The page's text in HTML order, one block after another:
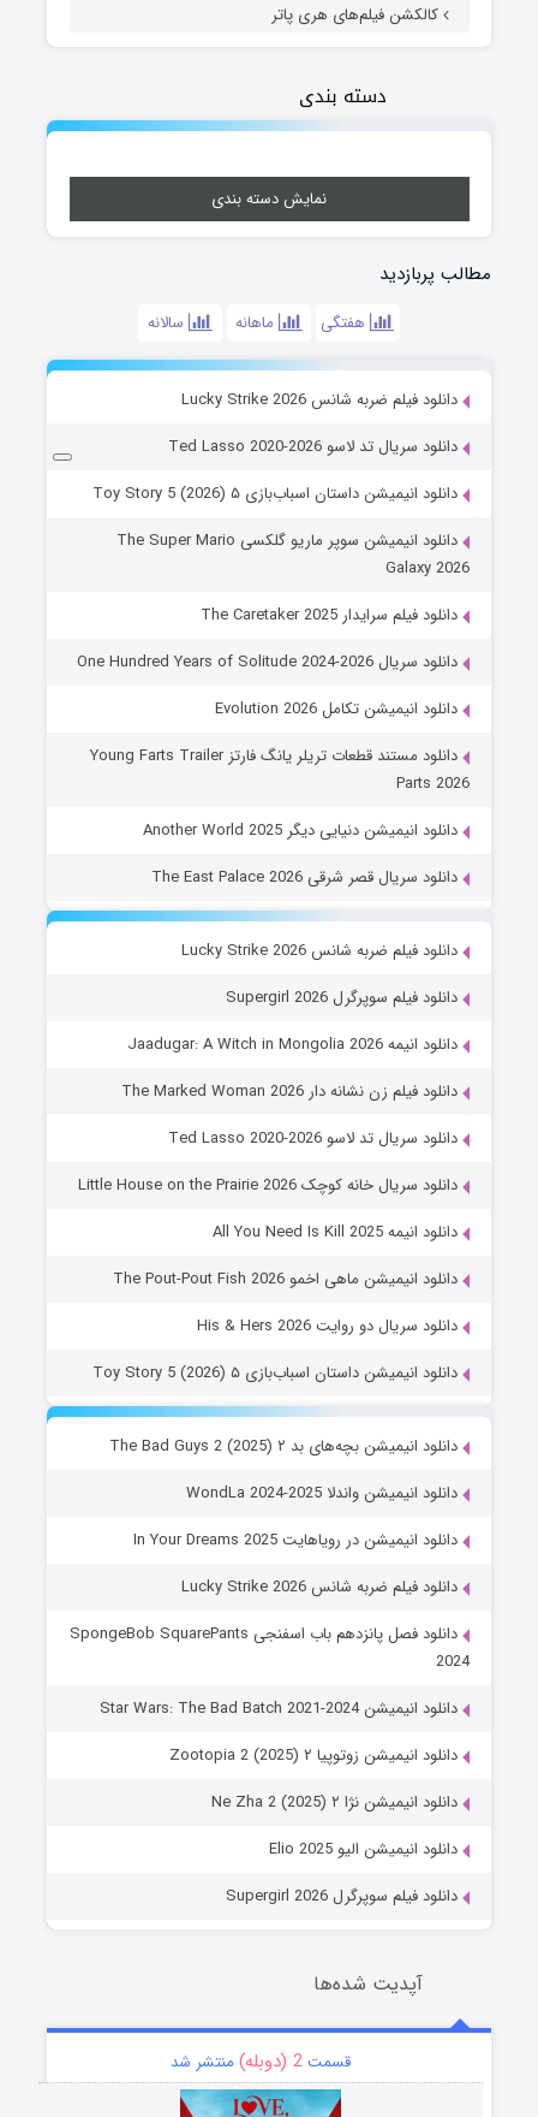
کالکشن فیلم‌های هری پاتر
دسته بندی
نمایش دسته بندی
مطالب پربازدید
هفتگی ماهانه سالانه
دانلود فیلم ضربه شانس Lucky Strike 2026
دانلود سریال تد لاسو Ted Lasso 2020-2026
دانلود انیمیشن داستان اسباب‌بازی ۵ Toy Story 5 (2026)
دانلود انیمیشن سوپر ماریو گلکسی The Super Mario
Galaxy 2026
دانلود فیلم سرایدار The Caretaker 2025
دانلود سریال One Hundred Years of Solitude 2024-2026
دانلود انیمیشن تکامل Evolution 2026
دانلود مستند قطعات تریلر یانگ فارتز Young Farts Trailer
Parts 2026
دانلود انیمیشن دنیایی دیگر Another World 2025
دانلود سریال قصر شرقی The East Palace 2026
دانلود فیلم ضربه شانس Lucky Strike 2026
دانلود فیلم سوپرگرل Supergirl 2026
دانلود انیمه Jaadugar: A Witch in Mongolia 2026
دانلود فیلم زن نشانه دار The Marked Woman 2026
دانلود سریال تد لاسو Ted Lasso 2020-2026
دانلود سریال خانه کوچک Little House on the Prairie 2026
دانلود انیمه All You Need Is Kill 2025
دانلود انیمیشن ماهی اخمو The Pout-Pout Fish 2026
دانلود سریال دو روایت His & Hers 2026
دانلود انیمیشن داستان اسباب‌بازی ۵ Toy Story 5 (2026)
دانلود انیمیشن بچه‌های بد ۲ The Bad Guys 2 (2025)
دانلود انیمیشن واندلا WondLa 2024-2025
دانلود انیمیشن در رویاهایت In Your Dreams 2025
دانلود فیلم ضربه شانس Lucky Strike 2026
دانلود فصل پانزدهم باب اسفنجی SpongeBob SquarePants
2024
دانلود انیمیشن Star Wars: The Bad Batch 2021-2024
دانلود انیمیشن زوتوپیا ۲ Zootopia 2 (2025)
دانلود انیمیشن نژا ۲ Ne Zha 2 (2025)
دانلود انیمیشن الیو Elio 2025
دانلود فیلم سوپرگرل Supergirl 2026
آپدیت شده‌ها
قسمت2 (دوبله) منتشر شد